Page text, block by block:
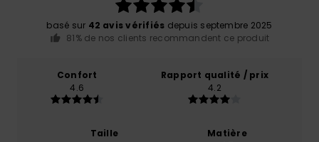
basé sur 42 avis vérifiés depuis septembre 2025
81% de nos clients recommandent ce produit
Confort
4.6
Rapport qualité / prix
4.2
Taille
Matière